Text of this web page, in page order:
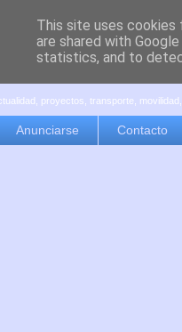
madrid
proyectos, transporte,
Anunciarse Contacto
This site uses cookies
are shared with
statistics, and to